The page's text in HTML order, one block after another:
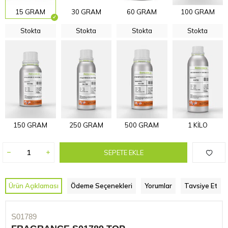
15 GRAM 30 GRAM 60 GRAM 100 GRAM
Stokta
150 GRAM
Stokta
250 GRAM
Stokta
500 GRAM
Stokta
1 KİLO
SEPETE EKLE
Ürün Açıklaması Ödeme Seçenekleri Yorumlar Tavsiye Et
S01789